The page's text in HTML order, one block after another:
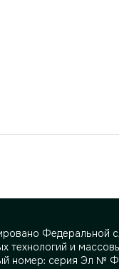
Федеральной
технологий и
номер: серия Эл №